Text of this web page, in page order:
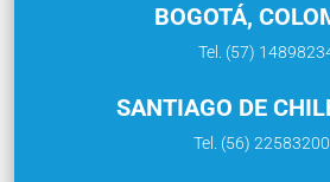
BOGOTÁ,
Tel. (57)
SANTIAGO DE
Tel. (56)